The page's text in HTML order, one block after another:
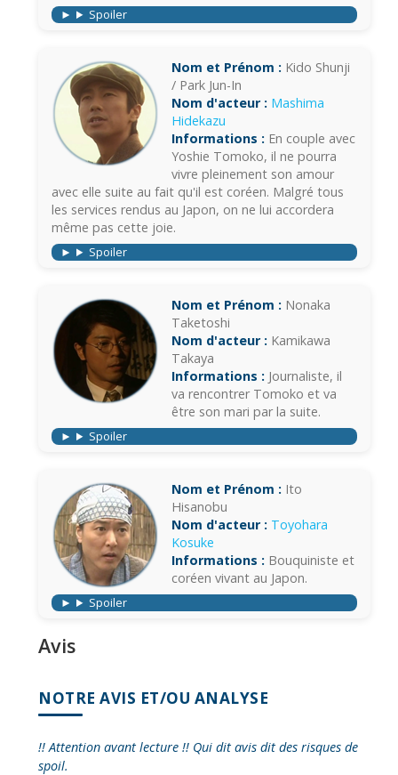
Spoiler
Nom et Prénom : Kido Shunji
/ Park Jun-In
Nom d'acteur : Mashima
Hidekazu
Informations : En couple avec
Yoshie Tomoko, il ne pourra
vivre pleinement son amour
avec elle suite au fait qu'il est coréen. Malgré tous
les services rendus au Japon, on ne lui accordera
même pas cette joie.
Spoiler
Nom et Prénom : Nonaka
Taketoshi
Nom d'acteur : Kamikawa
Takaya
Informations : Journaliste, il
va rencontrer Tomoko et va
être son mari par la suite.
Spoiler
Nom et Prénom : Ito
Hisanobu
Nom d'acteur : Toyohara
Kosuke
Informations : Bouquiniste et
coréen vivant au Japon.
Spoiler
Avis
NOTRE AVIS ET/OU ANALYSE
!! Attention avant lecture !! Qui dit avis dit des risques de
spoil.